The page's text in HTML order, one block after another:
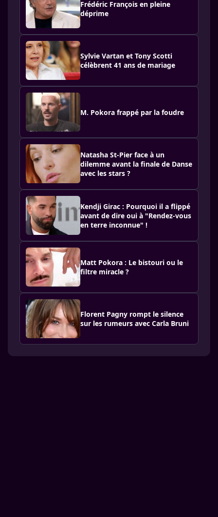
Frédéric François en pleine
déprime
Sylvie Vartan et Tony Scotti
célèbrent 41 ans de mariage
M. Pokora frappé par la foudre
Natasha St-Pier face à un
dilemme avant la finale de Danse
avec les stars ?
Kendji Girac : Pourquoi il a flippé
avant de dire oui à "Rendez-vous
en terre inconnue" !
Matt Pokora : Le bistouri ou le
filtre miracle ?
Florent Pagny rompt le silence
sur les rumeurs avec Carla Bruni